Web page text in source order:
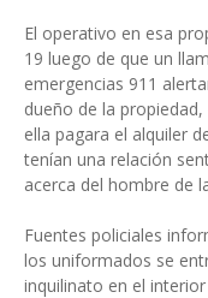
El operativo en esa
19 luego de que un
emergencias 911
dueño de la
ella pagara el alquiler
tenían una relación
acerca del hombre de
Fuentes policiales
los uniformados se
inquilinato en el